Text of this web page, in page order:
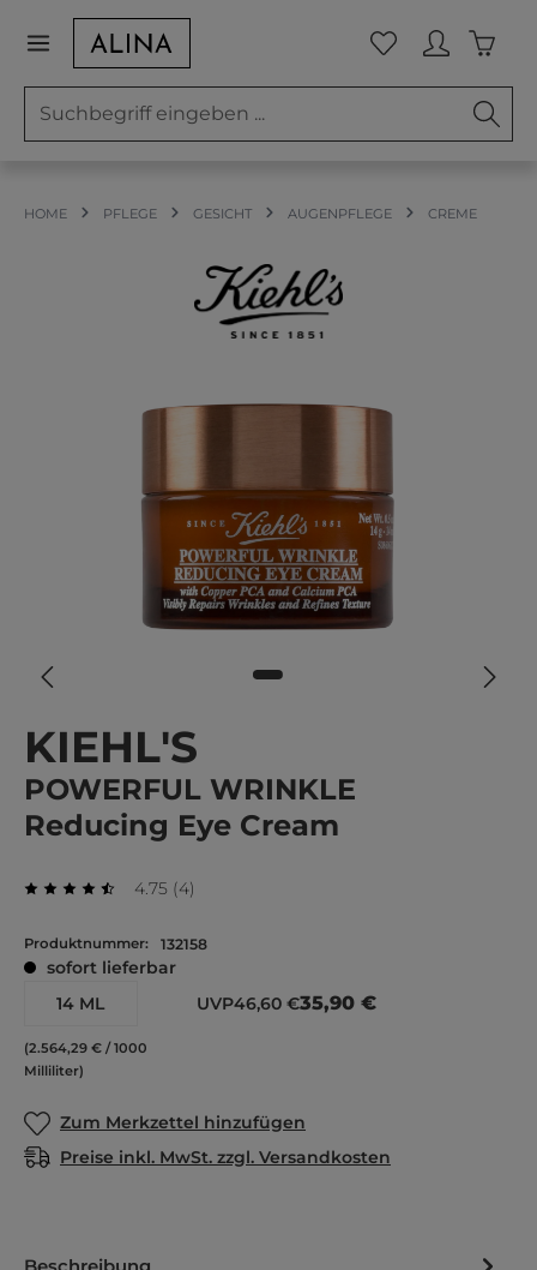
Zum Hauptinhalt springen Du hast 0
HOME PFLEGE GESICHT AUGENPFLEGE CREME
KIEHL'S
POWERFUL WRINKLE
Reducing Eye Cream
4.75
Durchschnittliche Bewertung von 4.75 von 5
(4)
Bewertungen
Produktnummer: 132158
sofort lieferbar
14 ML
(2.564,29 € / 1000
Milliliter)
UVP46,60 €35,90 €
Zum Merkzettel hinzufügen
Preise inkl. MwSt. zzgl. Versandkosten